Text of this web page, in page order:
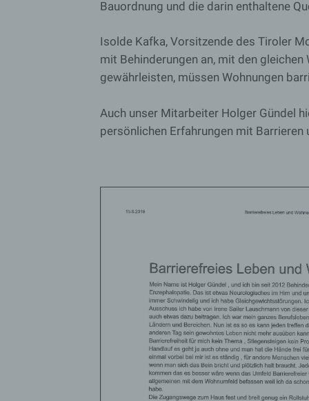
Bauordnung und die darin enthaltene
Isolde Kafka, Vorsitzende des Tiroler
mit Behinderungen an, mit den
gewährleisten, müssen Wohnungen
Auch unser Mitarbeiter Holger Gündel
persönlichen Erfahrungen mit
wp-